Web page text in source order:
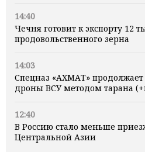
14:40
Чечня готовит к экспорту 12
продовольственного зерна
14:03
Спецназ «АХМАТ»
дроны ВСУ методом тарана
12:40
В Россию стало меньше
Центральной Азии